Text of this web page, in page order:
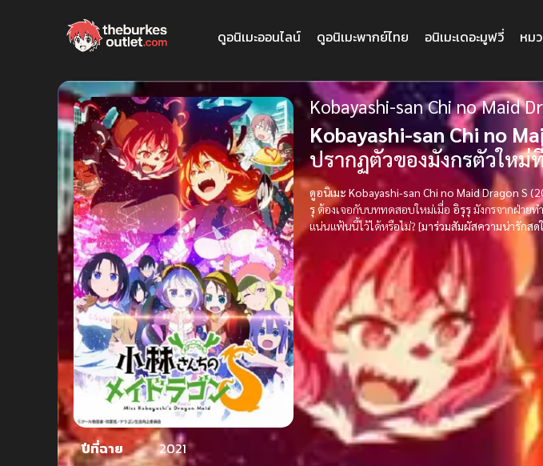
ดูอนิเมะออนไลน์ ดูอนิเมะพากย์ไทย อนิเมะเดอะมูฟวี่ หม
ปีที่ฉาย
2021
Kobayashi-san Chi no Maid
Kobayashi-san Chi no
ปรากฏตัวของมังกรตัวใหม่
ดูอนิเมะ Kobayashi-san Chi no Maid Dragon S
รุ ต้องเจอกับบททดสอบใหม่เมื่อ อิรุรุมังกรจากฝ่าย
แน่นแฟ้นนี้ไว้ได้หรือไม่? [มาร่วมสัมผัสความน่ารัก